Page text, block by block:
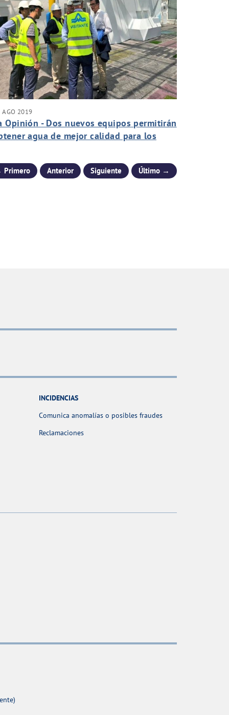
AGO 2019
Opinión - Dos nuevos equipos permitirán
agua de mejor calidad para los
Anterior Siguiente Último →
INCIDENCIAS
Comunica anomalías o posibles fraudes
Reclamaciones